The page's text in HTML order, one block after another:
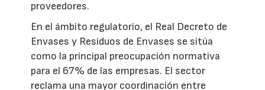
proveedores.
En el ámbito regulatorio, el Real Decreto de
Envases y Residuos de Envases se sitúa
como la principal preocupación normativa
para el 67% de las empresas. El sector
reclama una mayor coordinación entre